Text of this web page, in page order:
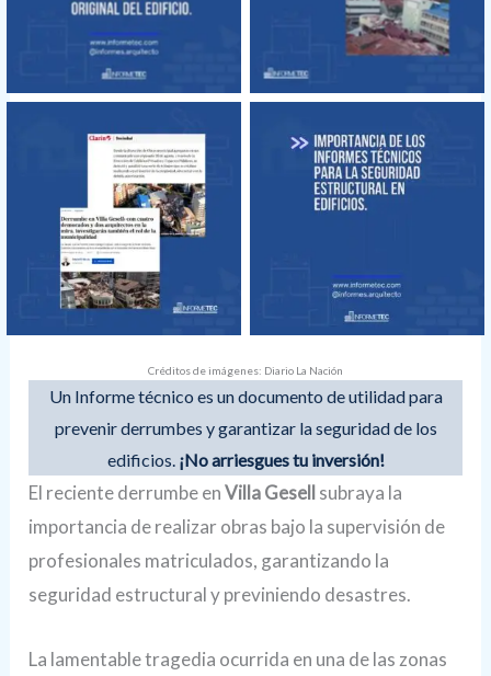
Créditos de imágenes: Diario La Nación
Un Informe técnico es un documento de utilidad para
prevenir derrumbes y garantizar la seguridad de los
edificios. ¡No arriesgues tu inversión!
El reciente derrumbe enVilla Gesell subraya la
importancia de realizar obras bajo la supervisión de
profesionales matriculados, garantizando la
seguridad estructural y previniendo desastres.
La lamentable tragedia ocurrida en una de las zonas